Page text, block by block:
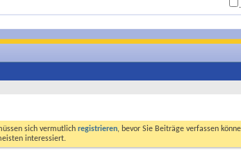
sich vermutlich registrieren, bevor Sie Beiträge verfassen
interessiert.